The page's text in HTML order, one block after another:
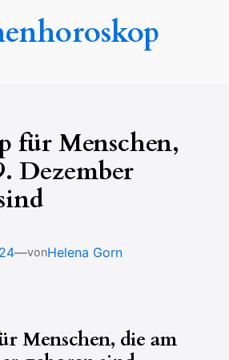
für Menschen,
Dezember
—vonHelena Gorn
Menschen, die am